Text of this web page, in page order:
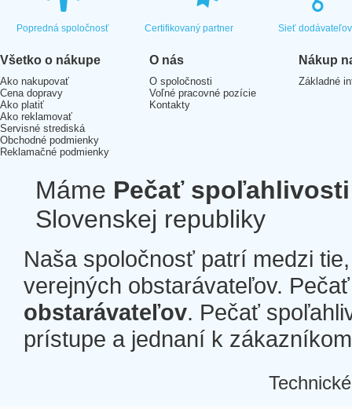
Popredná spoločnosť Certifikovaný partner Sieť dodávateľov
Všetko o nákupe
Ako nakupovať
Cena dopravy
Ako platiť
Ako reklamovať
Servisné strediská
Obchodné podmienky
Reklamačné podmienky
O nás
O spoločnosti
Voľné pracovné pozície
Kontakty
Nákup
Základné
Máme Pečať spoľahlivosti
Slovenskej republiky
Naša spoločnosť patrí medzi
verejných obstarávateľov.
obstarávateľov. Pečať
prístupe a jednaní k